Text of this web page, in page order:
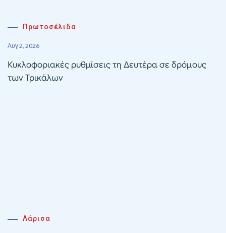
Πρωτοσέλιδα
Αυγ 2, 2026
Κυκλοφοριακές ρυθμίσεις τη Δευτέρα σε δρόμους
των Τρικάλων
Λάρισα